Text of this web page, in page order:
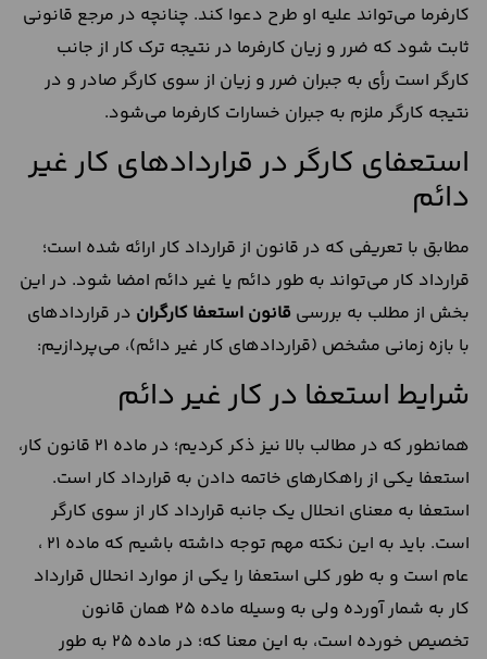
کارفرما می‌تواند علیه او طرح دعوا کند. چنانچه در مرجع قانونی
ثابت شود که ضرر و زیان کارفرما در نتیجه ترک کار از جانب
کارگر است رأی به جبران ضرر و زیان از سوی کارگر صادر و در
نتیجه کارگر ملزم به جبران خسارات کارفرما می‌شود.
استعفای کارگر در قراردادهای کار غیر
دائم
مطابق با تعریفی که در قانون از قرارداد کار ارائه شده است؛
قرارداد کار می‌تواند به طور دائم یا غیر دائم امضا شود. در این
بخش از مطلب به بررسی قانون استعفا کارگران در قراردادهای
با بازه زمانی مشخص (قراردادهای کار غیر دائم)، می‌پردازیم:
شرایط استعفا در کار غیر دائم
همانطور که در مطالب بالا نیز ذکر کردیم؛ در ماده 21 قانون کار،
استعفا یکی از راهکارهای خاتمه دادن به قرارداد کار است.
استعفا به معنای انحلال یک جانبه قرارداد کار از سوی کارگر
است. باید به این نکته مهم توجه داشته باشیم که ماده 21 ،
عام است و به طور کلی استعفا را یکی از موارد انحلال قرارداد
کار به شمار آورده ولی به وسیله ماده 25 همان قانون
تخصیص خورده است، به این معنا که؛ در ماده 25 به طور